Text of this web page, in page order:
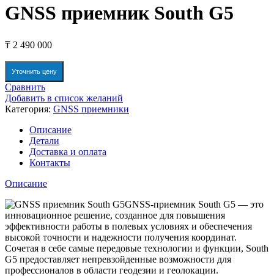
GNSS приемник South G5
₸ 2 490 000
Уточнить цену
Сравнить
Добавить в список желаний
Категория: GNSS приемники
Описание
Детали
Доставка и оплата
Контакты
Описание
GNSS-приемник South G5 — это
инновационное решение, созданное для повышения
эффективности работы в полевых условиях и обеспечения
высокой точности и надежности получения координат.
Сочетая в себе самые передовые технологии и функции, South
G5 предоставляет непревзойденные возможности для
профессионалов в области геодезии и геолокации.